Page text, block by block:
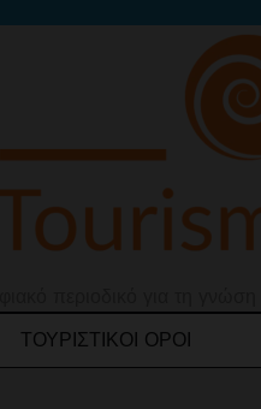
ΤΟΥΡΙΣΤΙΚΟΊ ΌΡΟΙ